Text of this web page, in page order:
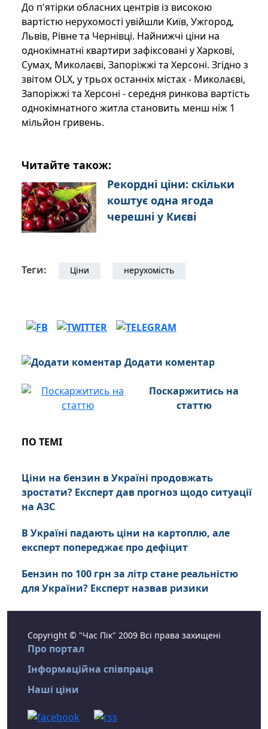
До п'ятірки обласних центрів із високою
вартістю нерухомості увійшли Київ, Ужгород,
Львів, Рівне та Чернівці. Найнижчі ціни на
однокімнатні квартири зафіксовані у Харкові,
Сумах, Миколаєві, Запоріжжі та Херсоні. Згідно з
звітом OLX, у трьох останніх містах - Миколаєві,
Запоріжжі та Херсоні - середня ринкова вартість
однокімнатного житла становить менш ніж 1
мільйон гривень.
Читайте також:
Рекордні ціни: скільки
коштує одна ягода
черешні у Києві
Теги: Ціни нерухомість
Додати коментар
Поскаржитись на
статтю
ПО ТЕМІ
Ціни на бензин в Україні продовжать
зростати? Експерт дав прогноз щодо ситуації
на АЗС
В Україні падають ціни на картоплю, але
експерт попереджає про дефіцит
Бензин по 100 грн за літр стане реальністю
для України? Експерт назвав ризики
Copyright © "Час Пік" 2009 Всі права захищені
Про портал
Інформаційна співпраця
Наші ціни